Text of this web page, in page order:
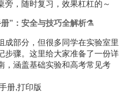
旁，随时复习，效果杠杠的～
”：安全与技巧全解析⚗️
成部分，但很多同学在实验室里
步骤。这里给大家准备了一份详
，涵盖基础实验和高考常见考
册,打印版